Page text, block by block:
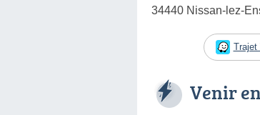
34440 Nissan-lez-
Trajet
Venir